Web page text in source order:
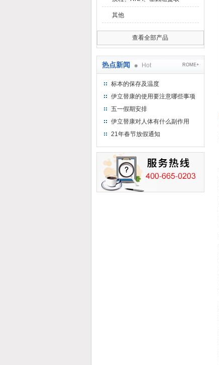
其他
查看全部产品
热点新闻 Hot ROME+
标本的保存及温度
伊立替康的使用要注意哪些事项
五一假期安排
伊立替康对人体有什么副作用
21年春节放假通知